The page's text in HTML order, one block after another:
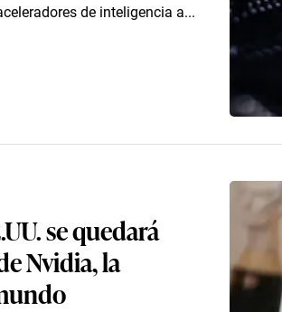
de inteligencia a...
se quedará
Nvidia, la